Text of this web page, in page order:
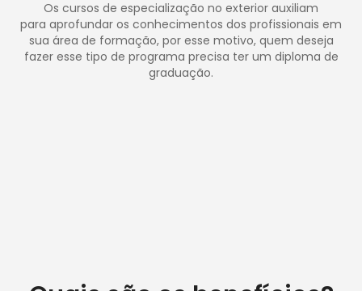
Os cursos de especialização no exterior auxiliam
para aprofundar os conhecimentos dos profissionais em
sua área de formação, por esse motivo, quem deseja
fazer esse tipo de programa precisa ter um diploma de
graduação.